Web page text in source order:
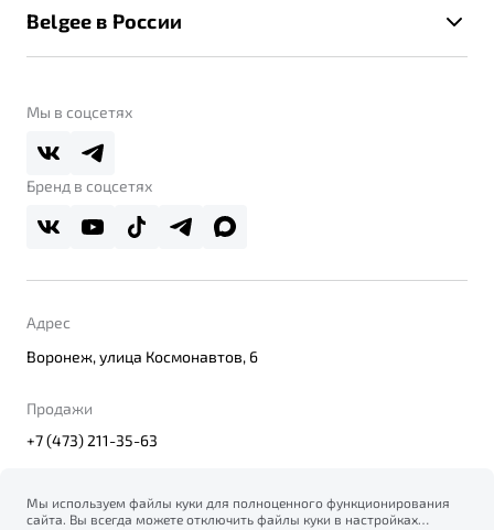
Помощь на дорогах
Belgee Линк
Belgee Плюс
Реферальная программа
Belgee в России
О дилерском центре
Правовая информация
Мы в соцсетях
Бренд в соцсетях
Адрес
Воронеж, улица Космонавтов, 6
Продажи
+7 (473) 211-35-63
© 2026
Мы используем файлы куки для полноценного функционирования
сайта. Вы всегда можете отключить файлы куки в настройках